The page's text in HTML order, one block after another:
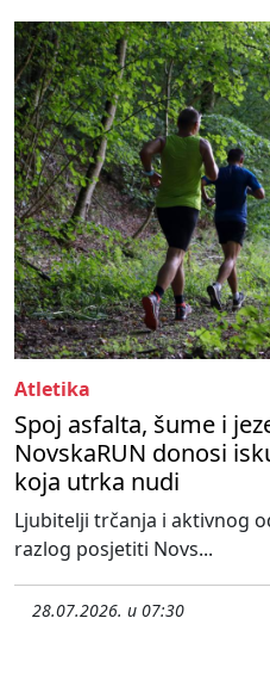
Atletika
Spoj asfalta, šume i
NovskaRUN donosi
koja utrka nudi
Ljubitelji trčanja i aktivnog
razlog posjetiti Novs...
28.07.2026. u 07:30